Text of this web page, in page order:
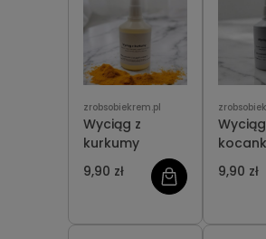
zrobsobiekrem.pl
Wyciąg z
kurkumy
9,90 zł
9,90 zł